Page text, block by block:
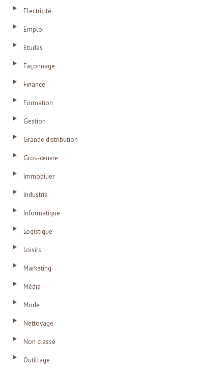
Electricité
Emploi
Etudes
Façonnage
Finance
Formation
Gestion
Grande distribution
Gros-œuvre
Immobilier
Industrie
Informatique
Logistique
Loisirs
Marketing
Média
Mode
Nettoyage
Non classé
Outillage